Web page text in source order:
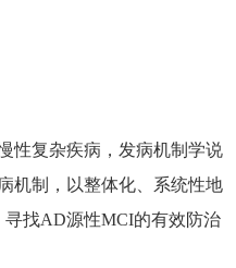
性复杂疾病，发病机制学说
机制，以整体化、系统性地
找AD源性MCI的有效防治